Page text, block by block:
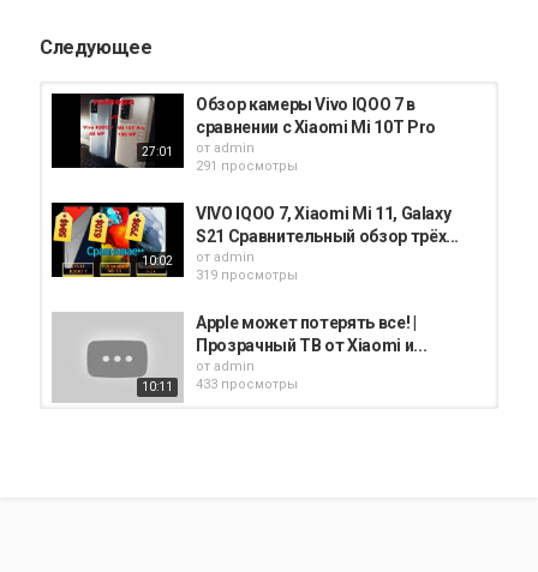
Следующее
27:01
Обзор камеры Vivo IQOO 7 в
сравнении с Xiaomi Mi 10T Pro
от admin
291 просмотры
10:02
VIVO IQOO 7, Xiaomi Mi 11, Galaxy
S21 Сравнительный обзор трёх...
от admin
319 просмотры
10:11
Apple может потерять все! |
Прозрачный ТВ от Xiaomi и...
от admin
433 просмотры